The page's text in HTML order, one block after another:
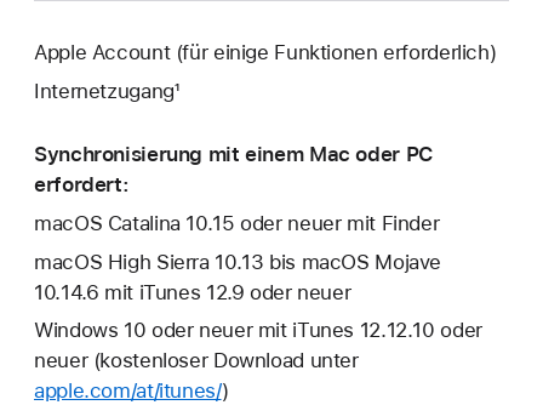
Apple Account (für einige Funktionen erforderlich)
Internetzugang¹
Synchronisierung mit einem Mac oder PC
erfordert:
macOS Catalina 10.15 oder neuer mit Finder
macOS High Sierra 10.13 bis macOS Mojave
10.14.6 mit iTunes 12.9 oder neuer
Windows 10 oder neuer mit iTunes 12.12.10 oder
neuer (kostenloser Download unter
apple.com/at/itunes/)